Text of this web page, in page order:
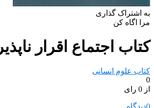
به اشتراک گذاری
مرا اگاه کن
کتاب اجتماع اقرار ناپذیر
کتاب علوم انسانی
0
از 0 رای